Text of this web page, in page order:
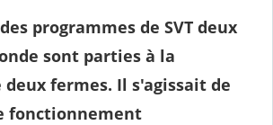
programmes de SVT deux
sont parties à la
fermes. Il s'agissait de
fonctionnement